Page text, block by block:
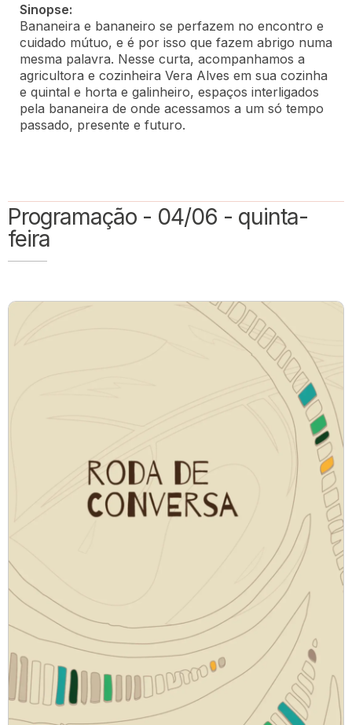
Sinopse:
Bananeira e bananeiro se perfazem no encontro e
cuidado mútuo, e é por isso que fazem abrigo numa
mesma palavra. Nesse curta, acompanhamos a
agricultora e cozinheira Vera Alves em sua cozinha
e quintal e horta e galinheiro, espaços interligados
pela bananeira de onde acessamos a um só tempo
passado, presente e futuro.
Programação - 04/06 - quinta-
feira